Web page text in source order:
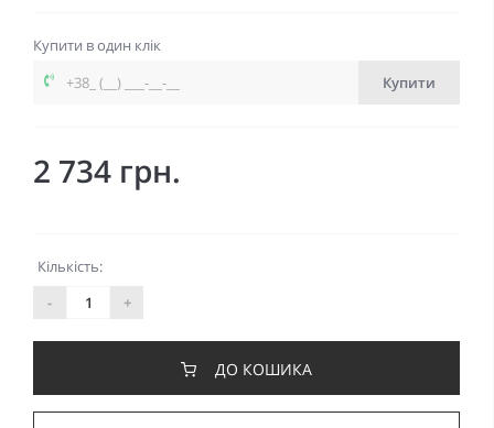
Купити в один клік
Купити
2 734 грн.
Кількість:
-
+
ДО КОШИКА